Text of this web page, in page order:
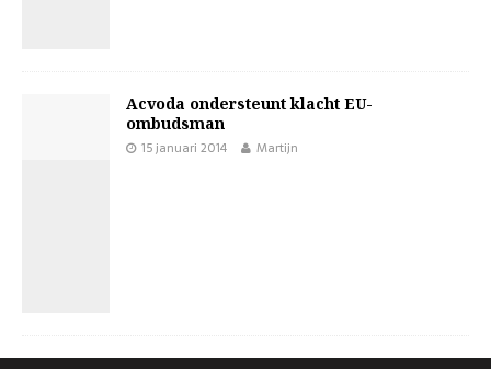
Acvoda ondersteunt klacht EU-
ombudsman
15 januari 2014 Martijn